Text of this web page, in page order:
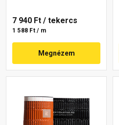
7 940 Ft / tekercs
1 588 Ft / m
Megnézem